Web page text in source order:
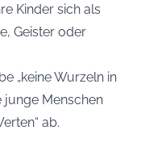
Kinder sich als
Geister oder
„keine Wurzeln in
junge Menschen
ab.